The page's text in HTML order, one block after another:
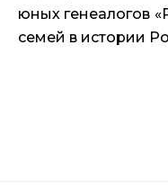
юных генеалогов
семей в истории